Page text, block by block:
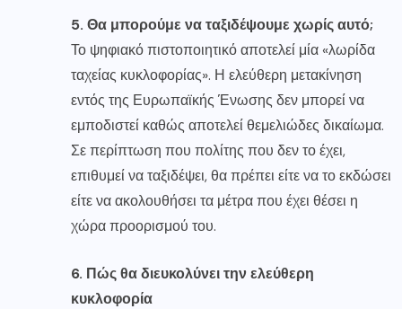
5. Θα μπορούμε να ταξιδέψουμε χωρίς αυτό;
Το ψηφιακό πιστοποιητικό αποτελεί μία «λωρίδα
ταχείας κυκλοφορίας». Η ελεύθερη μετακίνηση
εντός της Ευρωπαϊκής Ένωσης δεν μπορεί να
εμποδιστεί καθώς αποτελεί θεμελιώδες δικαίωμα.
Σε περίπτωση που πολίτης που δεν το έχει,
επιθυμεί να ταξιδέψει, θα πρέπει είτε να το εκδώσει
είτε να ακολουθήσει τα μέτρα που έχει θέσει η
χώρα προορισμού του.
6. Πώς θα διευκολύνει την ελεύθερη
κυκλοφορία